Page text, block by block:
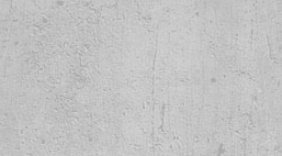
BASH! - Cheers & Beers Lp +A3
Poster